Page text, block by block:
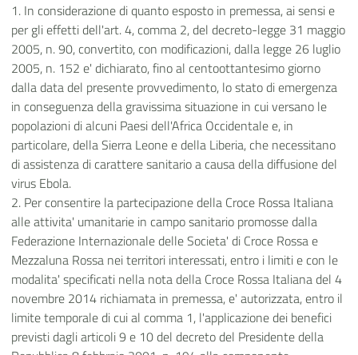
1. In considerazione di quanto esposto in premessa, ai sensi e
per gli effetti dell'art. 4, comma 2, del decreto-legge 31 maggio
2005, n. 90, convertito, con modificazioni, dalla legge 26 luglio
2005, n. 152 e' dichiarato, fino al centoottantesimo giorno
dalla data del presente provvedimento, lo stato di emergenza
in conseguenza della gravissima situazione in cui versano le
popolazioni di alcuni Paesi dell'Africa Occidentale e, in
particolare, della Sierra Leone e della Liberia, che necessitano
di assistenza di carattere sanitario a causa della diffusione del
virus Ebola.
2. Per consentire la partecipazione della Croce Rossa Italiana
alle attivita' umanitarie in campo sanitario promosse dalla
Federazione Internazionale delle Societa' di Croce Rossa e
Mezzaluna Rossa nei territori interessati, entro i limiti e con le
modalita' specificati nella nota della Croce Rossa Italiana del 4
novembre 2014 richiamata in premessa, e' autorizzata, entro il
limite temporale di cui al comma 1, l'applicazione dei benefici
previsti dagli articoli 9 e 10 del decreto del Presidente della